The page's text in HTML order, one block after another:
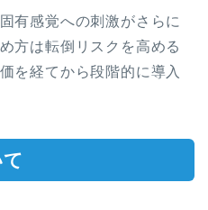
有感覚への刺激がさらに
方は転倒リスクを高める
を経てから段階的に導入